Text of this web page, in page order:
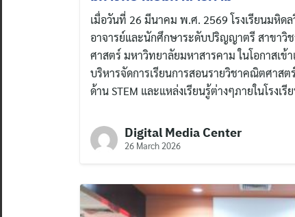
เมื่อวันที่ 26 มีนาคม พ.ศ. 2569 โรงเรียนมหิ
อาจารย์และนักศึกษาระดับปริญญาตรี สาขา
ศาสตร์ มหาวิทยาลัยมหาสารคาม ในโอกาสเข้
บริหารจัดการเรียนการสอนรายวิชาคณิตศาสต
ด้าน STEM และแหล่งเรียนรู้ต่างๆภายในโรงเรี
Digital Media Center
26 March 2026